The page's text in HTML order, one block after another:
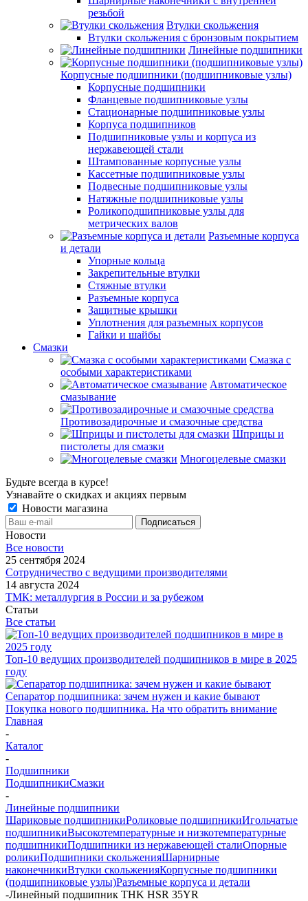
резьбой
Втулки скольжения
Втулки скольжения с бронзовым покрытием
Линейные подшипники
Корпусные подшипники (подшипниковые узлы)
Корпусные подшипники
Фланцевые подшипниковые узлы
Стационарные подшипниковые узлы
Корпуса подшипников
Подшипниковые узлы и корпуса из
нержавеющей стали
Штампованные корпусные узлы
Кассетные подшипниковые узлы
Подвесные подшипниковые узлы
Натяжные подшипниковые узлы
Роликоподшипниковые узлы для
метрических валов
Разъемные корпуса
и детали
Упорные кольца
Закрепительные втулки
Стяжные втулки
Разъемные корпуса
Защитные крышки
Уплотнения для разъемных корпусов
Гайки и шайбы
Смазки
Смазка с
особыми характеристиками
Автоматическое
смазывание
Противозадирочные и смазочные средства
Шприцы и
пистолеты для смазки
Многоцелевые смазки
Будьте всегда в курсе!
Узнавайте о скидках и акциях первым
Новости магазина
Новости
Все новости
25 сентября 2024
Сотрудничество с ведущими производителями
14 августа 2024
ТМК: металлургия в России и за рубежом
Статьи
Все статьи
Топ-10 ведущих производителей подшипников в мире в 2025
году
Сепаратор подшипника: зачем нужен и какие бывают
Покупка нового подшипника. На что обратить внимание
Главная
-
Каталог
-
Подшипники
ПодшипникиСмазки
-
Линейные подшипники
Шариковые подшипникиРоликовые подшипникиИгольчатые
подшипникиВысокотемпературные и низкотемпературные
подшипникиПодшипники из нержавеющей сталиОпорные
роликиПодшипники скольженияШарнирные
наконечникиВтулки скольженияКорпусные подшипники
(подшипниковые узлы)Разъемные корпуса и детали
-Линейный подшипник THK HSR 35YR